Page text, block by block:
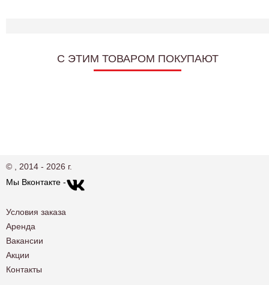
C ЭТИМ ТОВАРОМ ПОКУПАЮТ
© , 2014 - 2026 г.
Мы Вконтакте -
Условия заказа
Аренда
Вакансии
Акции
Контакты